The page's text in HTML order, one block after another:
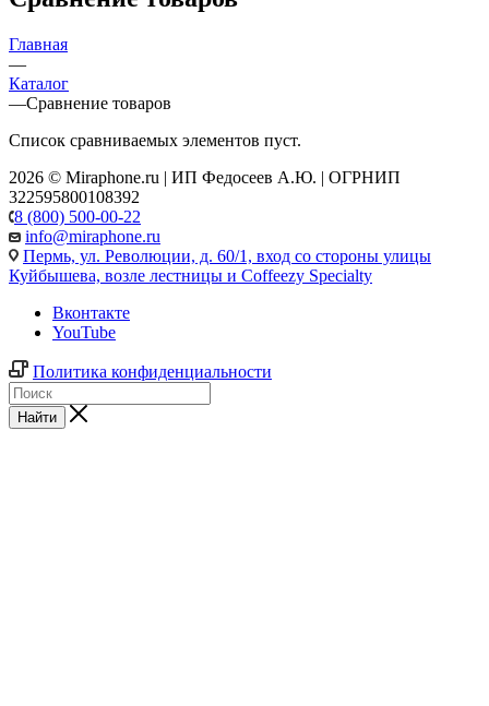
Главная
—
Каталог
—Сравнение товаров
Список сравниваемых элементов пуст.
2026 © Miraphone.ru | ИП Федосеев А.Ю. | ОГРНИП
322595800108392
8 (800) 500-00-22
info@miraphone.ru
Пермь, ул. Революции, д. 60/1, вход со стороны улицы
Куйбышева, возле лестницы и Coffeezy Specialty
Вконтакте
YouTube
Политика конфиденциальности
Найти